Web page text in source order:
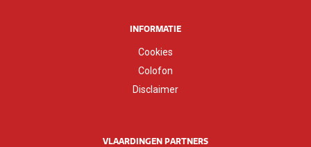
INFORMATIE
Cookies
Colofon
Disclaimer
VLAARDINGEN PARTNERS